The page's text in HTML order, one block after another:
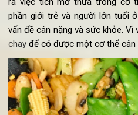
3. Các món rau xào chay ở Mỹ
Mỹ còn được biết đến là đất
KFC, Mc Donald.v.v. Những
ra việc tích mỡ thừa trong
phần giới trẻ và người lớn